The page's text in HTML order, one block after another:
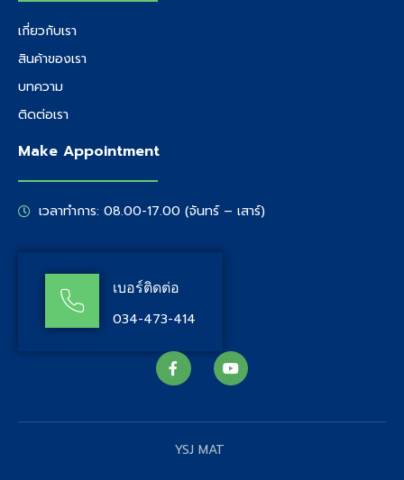
เกี่ยวกับเรา
สินค้าของเรา
บทความ
ติดต่อเรา
Make Appointment
เวลาทำการ: 08.00-17.00 (จันทร์ – เสาร์)
เบอร์ติดต่อ
034-473-414
YSJ MAT